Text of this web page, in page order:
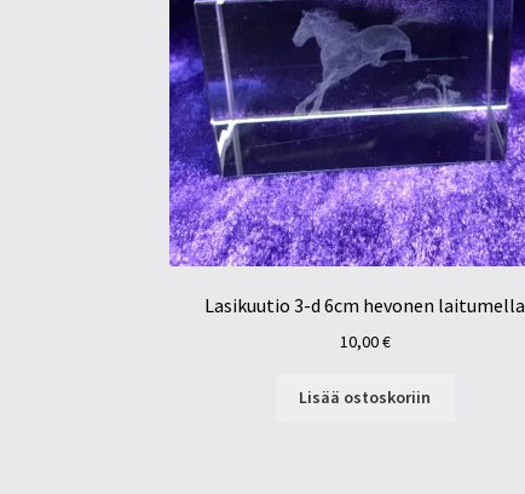
Lasikuutio 3-d 6cm hevonen laitumella
10,00€
Lisää ostoskoriin